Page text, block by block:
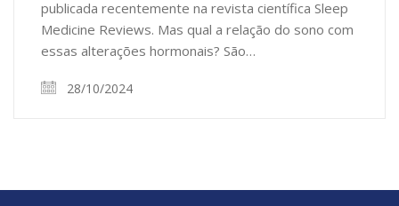
publicada recentemente na revista científica Sleep
Medicine Reviews. Mas qual a relação do sono com
essas alterações hormonais? São…
28/10/2024